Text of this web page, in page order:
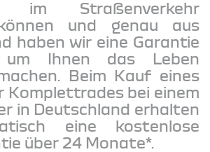
im Straßenverkehr
und genau aus
haben wir eine Garantie
um Ihnen das Leben
Beim Kauf eines
Komplettrades bei einem
in Deutschland erhalten
eine kostenlose
über 24 Monate*.